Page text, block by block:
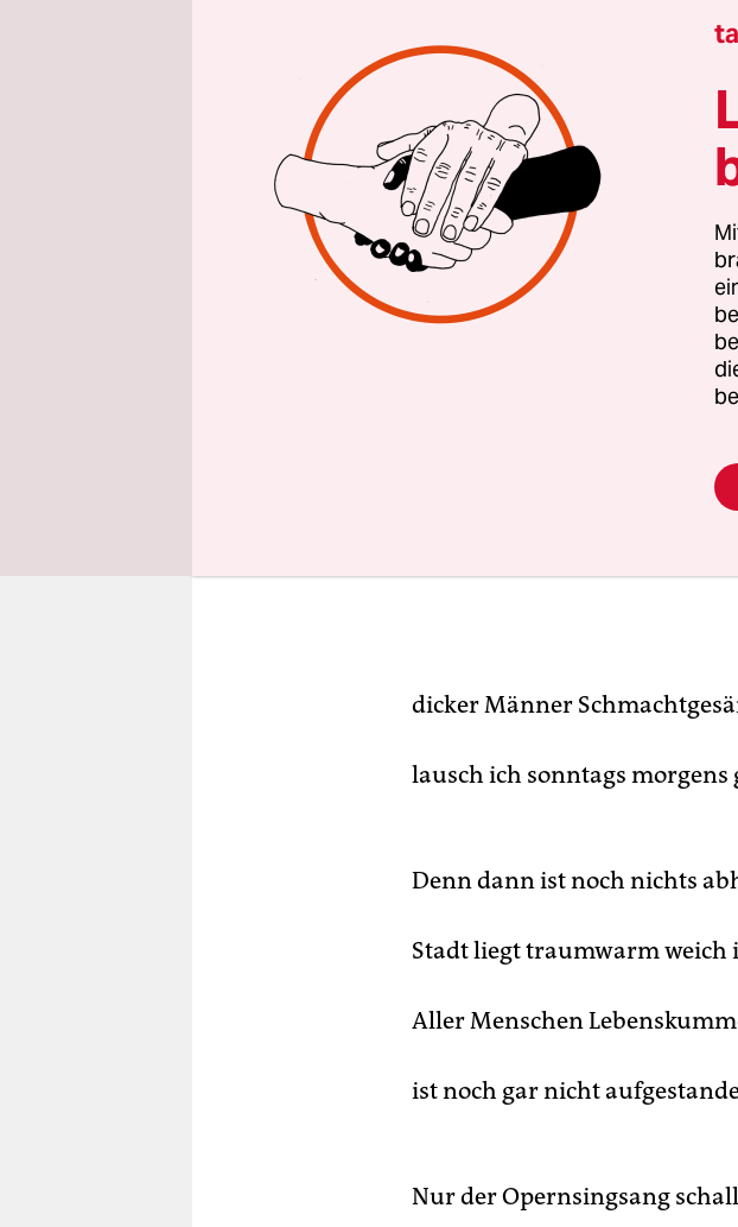
Von Peter P. Neuhaus
Opernverse aus der Ferne,
Geigenrauschen,
dicker Männer
lausch ich sonntags morgens
Denn dann ist noch nichts
Stadt liegt traumwarm weich
Aller Menschen
ist noch gar nicht
Nur der Opernsingsang